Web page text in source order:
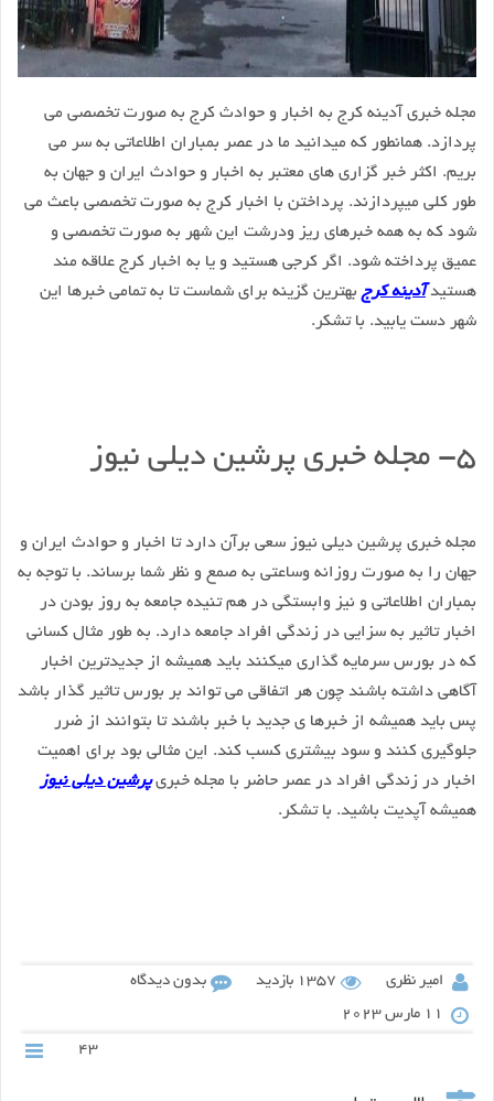
مجله خبری آدینه کرج به اخبار و حوادث کرج به صورت تخصصی می
پردازد. همانطور که میدانید ما در عصر بمباران اطلاعاتی به سر می
بریم. اکثر خبر گزاری های معتبر به اخبار و حوادث ایران و جهان به
طور کلی میپردازند. پرداختن با اخبار کرج به صورت تخصصی باعث می
شود که به همه خبرهای ریز ودرشت این شهر به صورت تخصصی و
عمیق پرداخته شود. اگر کرجی هستید و یا به اخبار کرج علاقه مند
هستیدآدینه کرج بهترین گزینه برای شماست تا به تمامی خبرها این
شهر دست یابید. با تشکر.
۵- مجله خبری پرشین دیلی نیوز
مجله خبری پرشین دیلی نیوز سعی برآن دارد تا اخبار و حوادث ایران و
جهان را به صورت روزانه وساعتی به صمع و نظر شما برساند. با توجه به
بمباران اطلاعاتی و نیز وابستگی در هم تنیده جامعه به روز بودن در
اخبار تاثیر به سزایی در زندگی افراد جامعه دارد. به طور مثال کسانی
که در بورس سرمایه گذاری میکنند باید همیشه از جدیدترین اخبار
آگاهی داشته باشند چون هر اتفاقی می تواند بر بورس تاثیر گذار باشد
پس باید همیشه از خبرها ی جدید با خبر باشند تا بتوانند از ضرر
جلوگیری کنند و سود بیشتری کسب کند. این مثالی بود برای اهمیت
اخبار در زندگی افراد در عصر حاضر با مجله خبریپرشین دیلی نیوز
همیشه آپدیت باشید. با تشکر.
امیر نظری 1357 بازدید
بدون دیدگاه
11 مارس 2023
43